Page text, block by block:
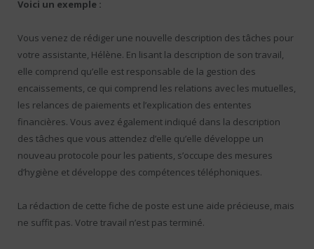
Voici un exemple :
Vous venez de rédiger une nouvelle description des tâches pour
votre assistante, Hélène. En lisant la description de son travail,
elle comprend qu’elle est responsable de la gestion des
encaissements, ce qui comprend les relations avec les mutuelles,
les relances de paiements et l’explication des ententes
financières. Vous avez également indiqué dans la description
des tâches que vous attendez d’elle qu’elle développe un
nouveau protocole pour les patients, s’occupe des mesures
d’hygiène et développe des compétences téléphoniques.
La rédaction de cette fiche de poste est une aide précieuse, mais
ne suffit pas. Votre travail n’est pas terminé.